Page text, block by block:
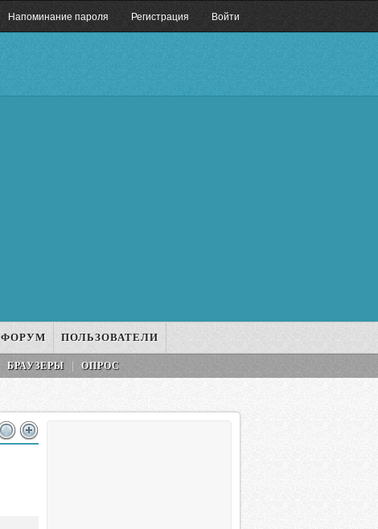
Напоминание пароля Регистрация Войти
ФОРУМ ПОЛЬЗОВАТЕЛИ
БРАУЗЕРЫ ОПРОС